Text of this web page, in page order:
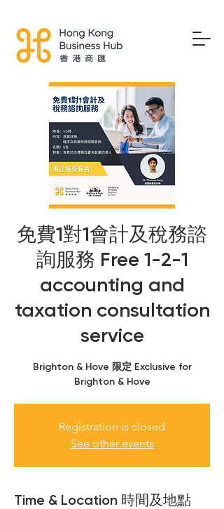
免費1對1會計及稅務諮
詢服務 Free 1-2-1
accounting and
taxation consultation
service
Brighton & Hove 限定 Exclusive for
Brighton & Hove
Registration is closed
See other events
Time & Location 時間及地點